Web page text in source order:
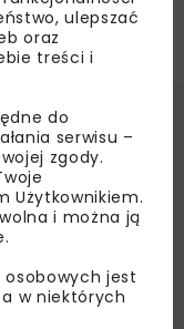
ulepszać
oraz
treści i
do
serwisu –
zgody.
Użytkownikiem.
i można ją
jest
w niektórych